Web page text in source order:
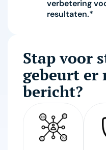
verbetering
resultaten.*
Stap voor
gebeurt er
bericht?